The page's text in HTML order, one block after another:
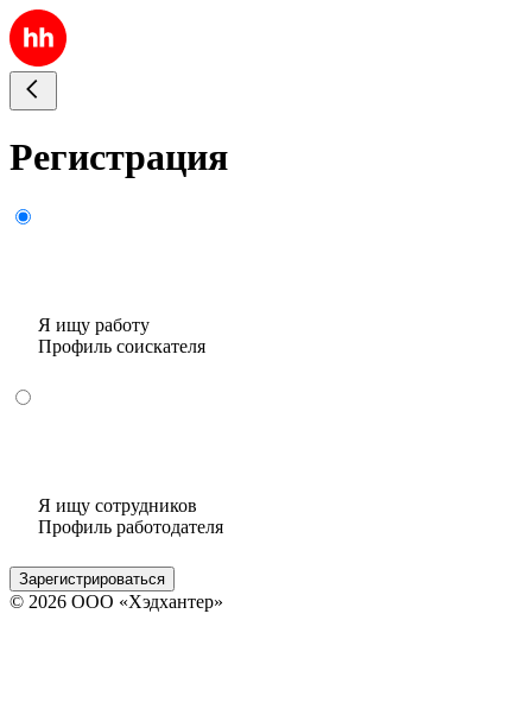
Регистрация
Я ищу работу
Профиль соискателя
Я ищу сотрудников
Профиль работодателя
Зарегистрироваться
© 2026 ООО «Хэдхантер»